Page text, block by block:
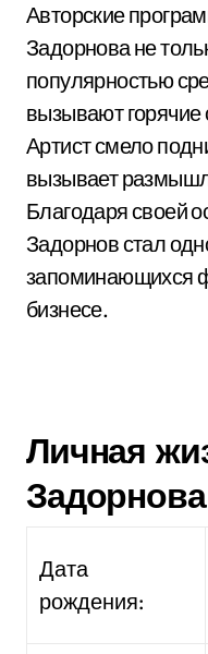
Авторские
Задорнова не
популярностью
вызывают
Артист смело
вызывает
Благодаря своей
Задорнов стал
запоминающихся
бизнесе.
Личная
Задорнова
Дата
рождения: